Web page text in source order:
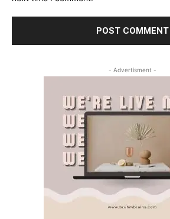
- Advertisment -